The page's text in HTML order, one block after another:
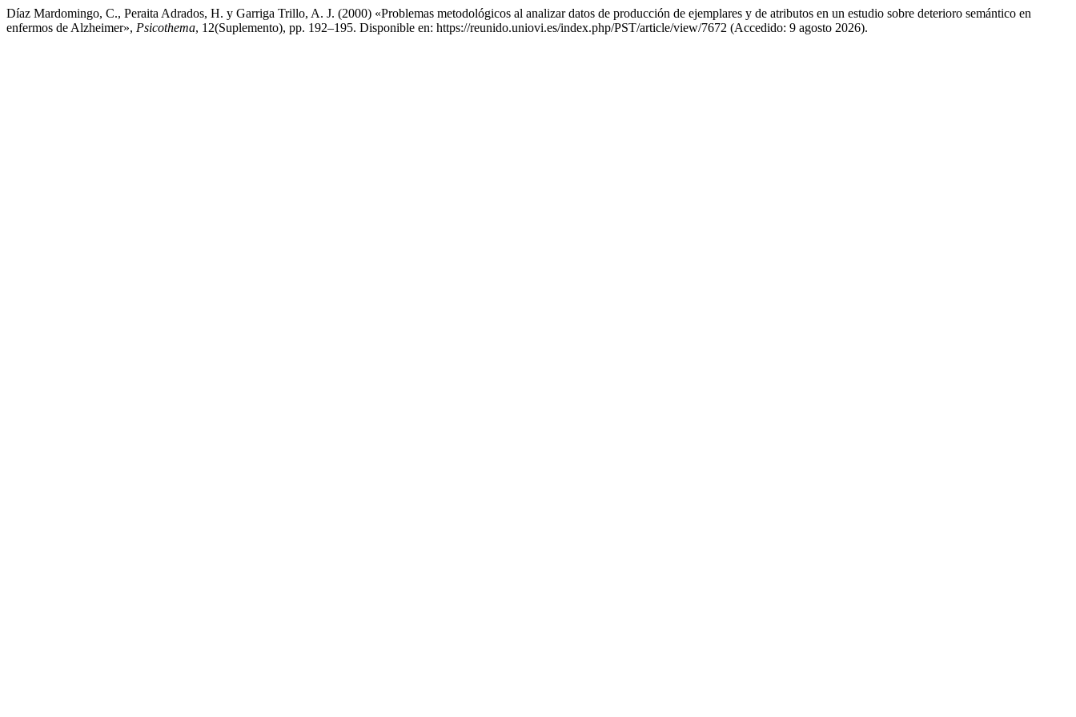
Díaz Mardomingo, C., Peraita Adrados, H. y Garriga Trillo, A. J. (2000) «Problemas metodológicos al analizar datos de producción de ejemplares y de atributos en un estudio sobre deterioro semántico en
enfermos de Alzheimer», Psicothema, 12(Suplemento), pp. 192–195. Disponible en: https://reunido.uniovi.es/index.php/PST/article/view/7672 (Accedido: 9 agosto 2026).